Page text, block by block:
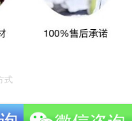
式
庆市荣昌区昌州街道迎宾大道
46761716